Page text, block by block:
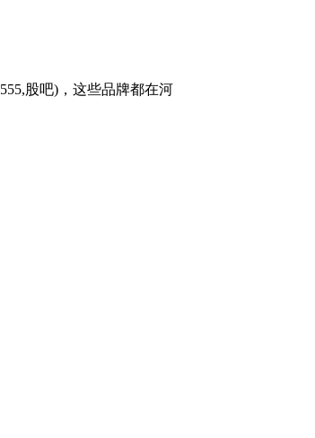
股吧)，这些品牌都在河